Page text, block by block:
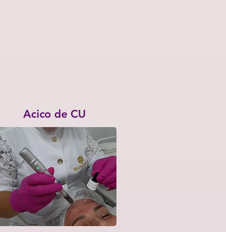
Acico de CU